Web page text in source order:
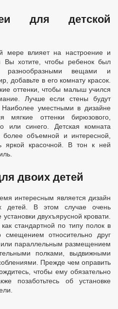
для детской
мере влияет на настроение и
хотите, чтобы ребенок был
разнообразными вещами и
добавьте в его комнату красок.
оттенки, чтобы малыш учился
Лучше если стены будут
уместными в дизайне
мягкие оттенки бирюзового,
или синего. Детская комната
более объемной и интересной,
яркой красочной. В тон к ней
двоих детей
интересным является дизайн
детей. В этом случае очень
двухъярусной кровати.
стандартной по типу полок в
относительно друг
параллельным размещением
полками, выдвижными
Прежде чем оправить
чтобы ему обязательно
позаботьтесь об установке